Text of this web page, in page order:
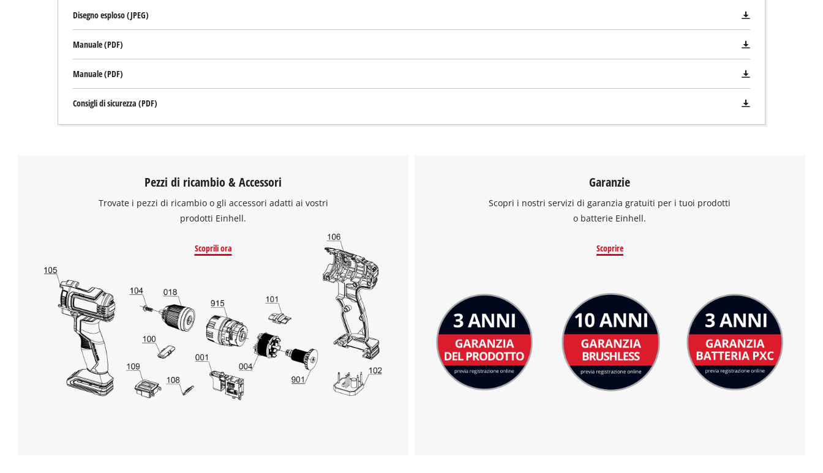
Abbiamo bisogno del vostro consenso
Disegno esploso (JPEG)
Manuale (PDF)
Manuale (PDF)
Consigli di sicurezza (PDF)
Pezzi di ricambio & Accessori
Trovate i pezzi di ricambio o gli accessori adatti ai vostri
prodotti Einhell.
Scoprili ora
Garanzie
Scopri i nostri servizi di garanzia gratuiti per i tuoi prodotti
o batterie Einhell.
Scoprire